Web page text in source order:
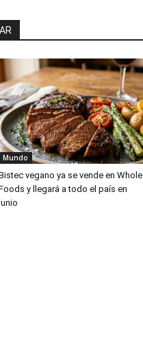
Mundo
vegano ya se vende en Whole
y llegará a todo el país en